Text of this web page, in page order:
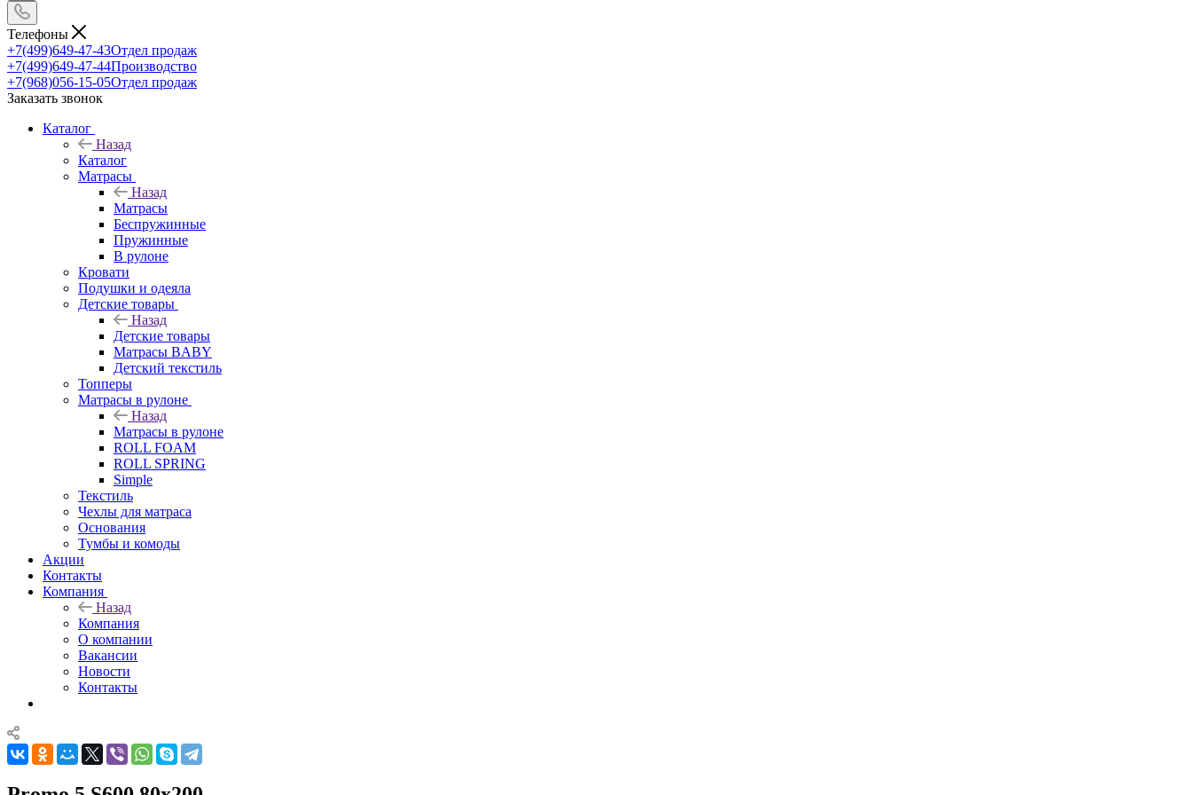
Телефоны
+7(499)649-47-43Отдел продаж
+7(499)649-47-44Производство
+7(968)056-15-05Отдел продаж
Заказать звонок
Каталог
Назад
Каталог
Матрасы
Назад
Матрасы
Беспружинные
Пружинные
В рулоне
Кровати
Подушки и одеяла
Детские товары
Назад
Детские товары
Матрасы BABY
Детский текстиль
Топперы
Матрасы в рулоне
Назад
Матрасы в рулоне
ROLL FOAM
ROLL SPRING
Simple
Текстиль
Чехлы для матраса
Основания
Тумбы и комоды
Акции
Контакты
Компания
Назад
Компания
О компании
Вакансии
Новости
Контакты